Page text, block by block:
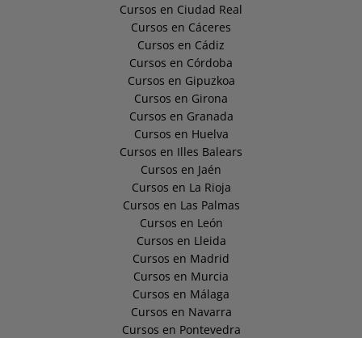
Cursos en Ciudad Real
Cursos en Cáceres
Cursos en Cádiz
Cursos en Córdoba
Cursos en Gipuzkoa
Cursos en Girona
Cursos en Granada
Cursos en Huelva
Cursos en Illes Balears
Cursos en Jaén
Cursos en La Rioja
Cursos en Las Palmas
Cursos en León
Cursos en Lleida
Cursos en Madrid
Cursos en Murcia
Cursos en Málaga
Cursos en Navarra
Cursos en Pontevedra